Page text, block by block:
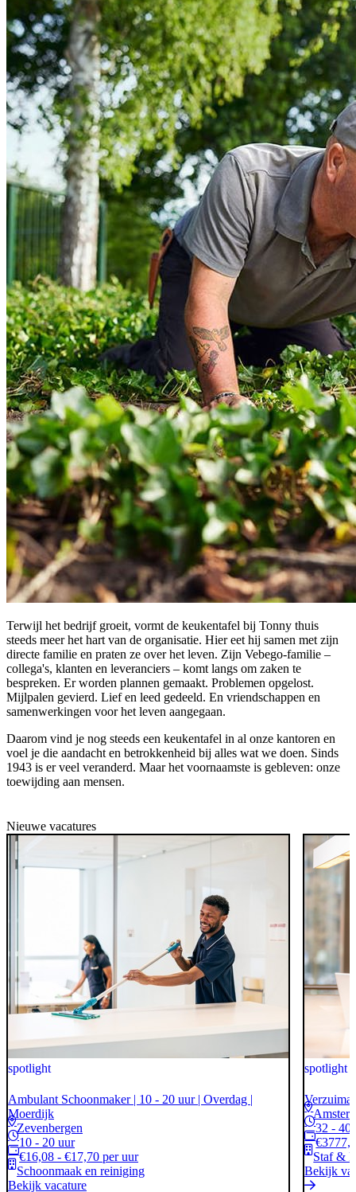
Terwijl het bedrijf groeit, vormt de keukentafel bij Tonny thuis
steeds meer het hart van de organisatie. Hier eet hij samen met zijn
directe familie en praten ze over het leven. Zijn Vebego-familie –
collega's, klanten en leveranciers – komt langs om zaken te
bespreken. Er worden plannen gemaakt. Problemen opgelost.
Mijlpalen gevierd. Lief en leed gedeeld. En vriendschappen en
samenwerkingen voor het leven aangegaan.
Daarom vind je nog steeds een keukentafel in al onze kantoren en
voel je die aandacht en betrokkenheid bij alles wat we doen. Sinds
1943 is er veel veranderd. Maar het voornaamste is gebleven: onze
toewijding aan mensen.
Nieuwe vacatures
spotlight
Ambulant Schoonmaker | 10 - 20 uur | Overdag |
Moerdijk
Zevenbergen
10 - 20 uur
€16,08 - €17,70 per uur
Schoonmaak en reiniging
Bekijk vacature
spotlight
32 - 40
Staf &
Bekijk